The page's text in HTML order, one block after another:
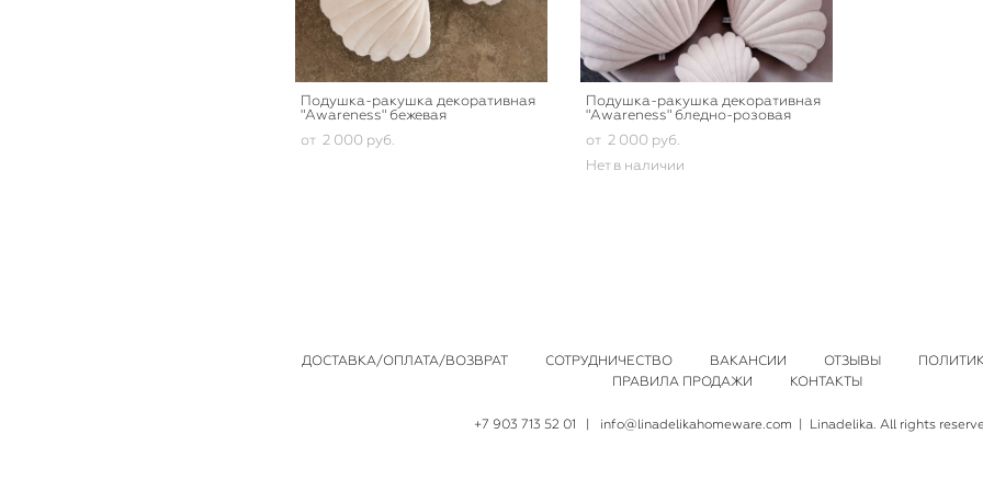
Подушка-ракушка декоративная
"Awareness" бежевая
от 2 000 pуб.
Подушка-ракушка декоративная
"Awareness" бледно-розовая
от 2 000 pуб.
Нет в наличии
ДОСТАВКА/ОПЛАТА/ВОЗВРАТ СОТРУДНИЧЕСТВО ВАКАНСИИ ОТЗЫВЫ
ПРАВИЛА ПРОДАЖИ
КОНТАКТЫ
+7 903 713 52 01 info@linadelikahomeware.com | Linadelika. All rights